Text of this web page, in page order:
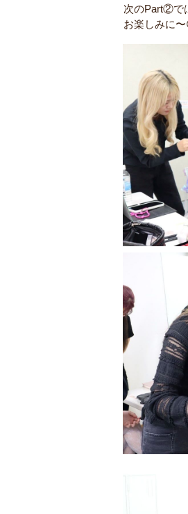
次のPart②で
お楽しみに